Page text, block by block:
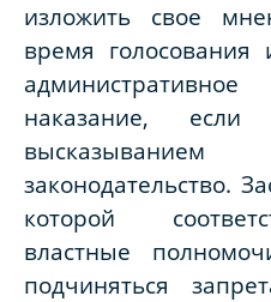
изложить свое
время
наказание, если
законодательство.
которой
властные
подчиняться